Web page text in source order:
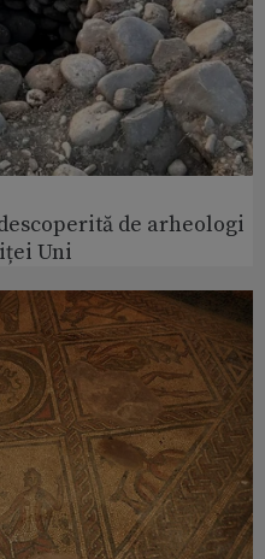
de arheologi
Uni